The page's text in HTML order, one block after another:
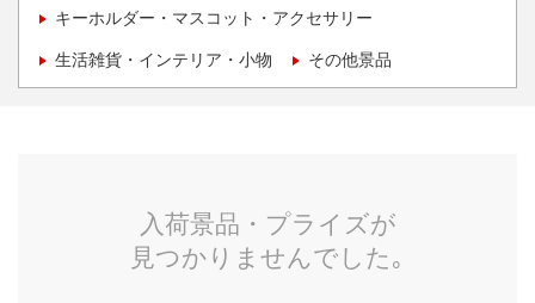
キーホルダー・マスコット・アクセサリー
生活雑貨・インテリア・小物 その他景品